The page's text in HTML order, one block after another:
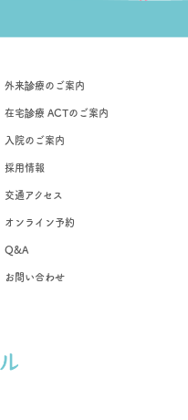
外来診療のご案内
在宅診療 ACTのご案内
入院のご案内
採用情報
交通アクセス
オンライン予約
Q&A
お問い合わせ